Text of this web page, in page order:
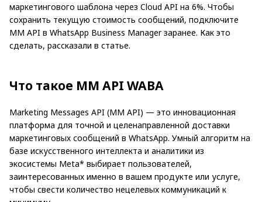
маркетингового шаблона через Cloud API на 6%. Чтобы
сохранить текущую стоимость сообщений, подключите
MM API в WhatsApp Business Manager заранее. Как это
сделать, рассказали в статье.
Что такое MM API WABA
Marketing Messages API (MM API) — это инновационная
платформа для точной и целенаправленной доставки
маркетинговых сообщений в WhatsApp. Умный алгоритм на
базе искусственного интеллекта и аналитики из
экосистемы Meta* выбирает пользователей,
заинтересованных именно в вашем продукте или услуге,
чтобы свести количество нецелевых коммуникаций к